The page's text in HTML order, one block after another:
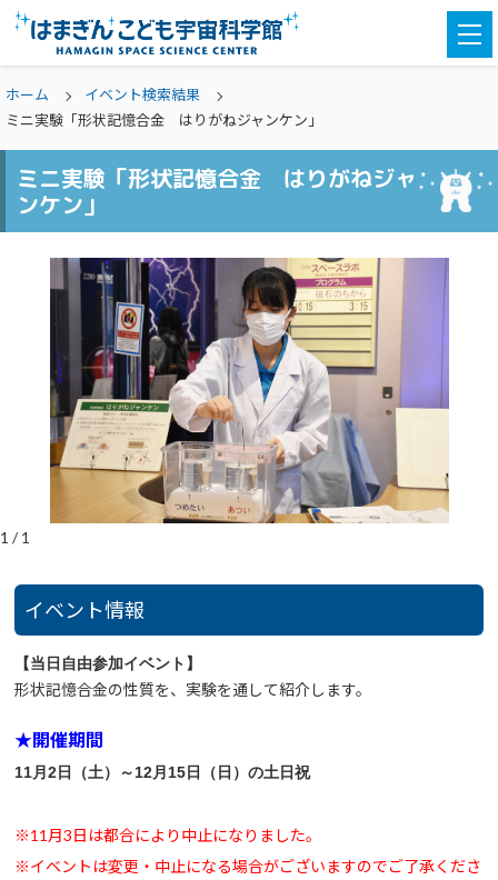
ホーム
イベント検索結果
ミニ実験「形状記憶合金 はりがねジャンケン」
ミニ実験「形状記憶合金 はりがねジャ
ンケン」
1 /1
イベント情報
【当日自由参加イベント】
形状記憶合金の性質を、実験を通して紹介します。
★開催期間
11月2日（土）～12月15日（日）の土日祝
※11月3日は都合により中止になりました。
※イベントは変更・中止になる場合がございますのでご了承くださ